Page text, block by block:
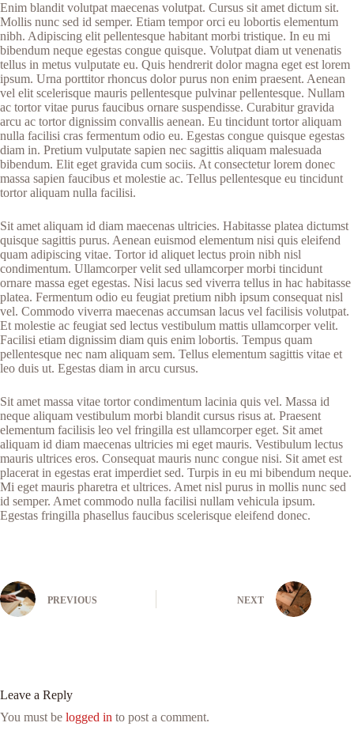
Enim blandit volutpat maecenas volutpat. Cursus sit amet dictum sit.
Mollis nunc sed id semper. Etiam tempor orci eu lobortis elementum
nibh. Adipiscing elit pellentesque habitant morbi tristique. In eu mi
bibendum neque egestas congue quisque. Volutpat diam ut venenatis
tellus in metus vulputate eu. Quis hendrerit dolor magna eget est lorem
ipsum. Urna porttitor rhoncus dolor purus non enim praesent. Aenean
vel elit scelerisque mauris pellentesque pulvinar pellentesque. Nullam
ac tortor vitae purus faucibus ornare suspendisse. Curabitur gravida
arcu ac tortor dignissim convallis aenean. Eu tincidunt tortor aliquam
nulla facilisi cras fermentum odio eu. Egestas congue quisque egestas
diam in. Pretium vulputate sapien nec sagittis aliquam malesuada
bibendum. Elit eget gravida cum sociis. At consectetur lorem donec
massa sapien faucibus et molestie ac. Tellus pellentesque eu tincidunt
tortor aliquam nulla facilisi.
Sit amet aliquam id diam maecenas ultricies. Habitasse platea dictumst
quisque sagittis purus. Aenean euismod elementum nisi quis eleifend
quam adipiscing vitae. Tortor id aliquet lectus proin nibh nisl
condimentum. Ullamcorper velit sed ullamcorper morbi tincidunt
ornare massa eget egestas. Nisi lacus sed viverra tellus in hac habitasse
platea. Fermentum odio eu feugiat pretium nibh ipsum consequat nisl
vel. Commodo viverra maecenas accumsan lacus vel facilisis volutpat.
Et molestie ac feugiat sed lectus vestibulum mattis ullamcorper velit.
Facilisi etiam dignissim diam quis enim lobortis. Tempus quam
pellentesque nec nam aliquam sem. Tellus elementum sagittis vitae et
leo duis ut. Egestas diam in arcu cursus.
Sit amet massa vitae tortor condimentum lacinia quis vel. Massa id
neque aliquam vestibulum morbi blandit cursus risus at. Praesent
elementum facilisis leo vel fringilla est ullamcorper eget. Sit amet
aliquam id diam maecenas ultricies mi eget mauris. Vestibulum lectus
mauris ultrices eros. Consequat mauris nunc congue nisi. Sit amet est
placerat in egestas erat imperdiet sed. Turpis in eu mi bibendum neque.
Mi eget mauris pharetra et ultrices. Amet nisl purus in mollis nunc sed
id semper. Amet commodo nulla facilisi nullam vehicula ipsum.
Egestas fringilla phasellus faucibus scelerisque eleifend donec.
PREVIOUS NEXT
Leave a Reply
You must be logged in to post a comment.